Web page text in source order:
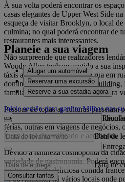
À sua volta poderá encontrar os
casas elegantes de Upper West Side
esqueça de visitar Brooklyn, o local
culmina; no qual poderá encontrar de
restaurantes mais interessantes.
Não surpreende que realizadores
Woody Allen tenham sentido a sua
táxis amarelos que andam de rua em
dominado pelo Empire State Building,
familiar quando a visita pela primeira
Pessoas de todas as culturas passeiam
metropolitano, conversando em
férias, outras em viagens de negócios,
É um local diversificado e acolhedor.
Devido à natureza cosmopolita da
variedade de gastronomia. Poderá
apetecer, desde deliciosa comida
E, obviamente, há vários locais onde
Planeie a sua viagem
Alugar um automóvel
Reservar uma excursão
Reserve a sua estadia agora
Inicie sessão para ganhar Milhas nas
Data de
Entrega
Data de
Consultar tarifas